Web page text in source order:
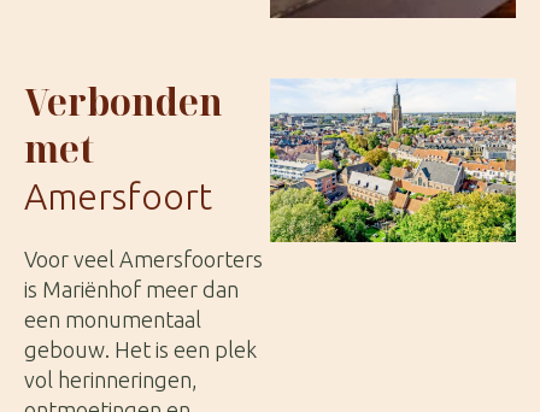
Verbonden
met
Amersfoort
Voor veel Amersfoorters
is Mariënhof meer dan
een monumentaal
gebouw. Het is een plek
vol herinneringen,